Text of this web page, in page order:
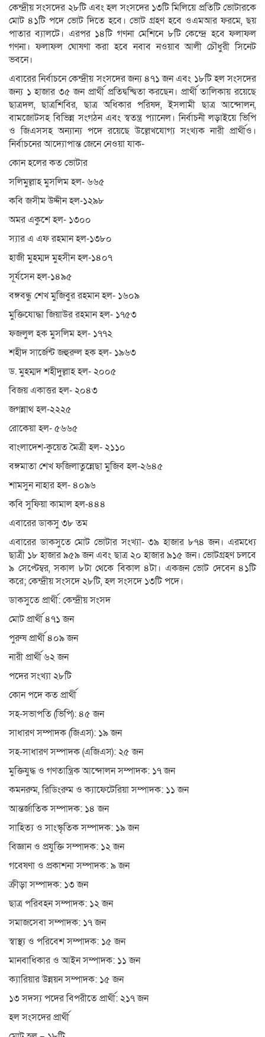
কেন্দ্রীয় সংসদের ২৮টি এবং হল সংসদের ১৩টি মিলিয়ে প্রতিটি ভোটারকে
মোট ৪১টি পদে ভোট দিতে হবে। ভোট গ্রহণ হবে ওএমআর ফরমে, ছয়
পাতার ব্যালটে। এরপর ১৪টি গণনা মেশিনে ৮টি কেন্দ্রে হবে ফলাফল
গণনা। ফলাফল ঘোষণা করা হবে নবাব নওয়াব আলী চৌধুরী সিনেট
ভবনে।
এবারের নির্বাচনে কেন্দ্রীয় সংসদের জন্য ৪৭১ জন এবং ১৮টি হল সংসদের
জন্য ১ হাজার ৩৫ জন প্রার্থী প্রতিদ্বন্দ্বিতা করছেন। প্রার্থী তালিকায় রয়েছে
ছাত্রদল, ছাত্রশিবির, ছাত্র অধিকার পরিষদ, ইসলামী ছাত্র আন্দোলন,
বামজোটসহ বিভিন্ন সংগঠন এবং স্বতন্ত্র প্যানেল। নির্বাচনী লড়াইয়ে ভিপি
ও জিএসসহ অন্যান্য পদে রয়েছে উল্লেখযোগ্য সংখ্যক নারী প্রার্থীও।
নির্বাচনের আদ্যোপান্ত জেনে নেওয়া যাক-
কোন হলের কত ভোটার
সলিমুল্লাহ মুসলিম হল- ৬৬৫
কবি জসীম উদ্দীন হল-১২৯৮
অমর একুশে হল- ১৩০০
স্যার এ এফ রহমান হল-১৩৮০
হাজী মুহম্মদ মুহসীন হল-১৪০৭
সূর্যসেন হল-১৪৯৫
বঙ্গবন্ধু শেখ মুজিবুর রহমান হল- ১৬০৯
মুক্তিযোদ্ধা জিয়াউর রহমান হল- ১৭৫৩
ফজলুল হক মুসলিম হল- ১৭৭২
শহীদ সার্জেন্ট জহুরুল হক হল- ১৯৬৩
ড. মুহম্মদ শহীদুল্লাহ হল- ২০০৫
বিজয় একাত্তর হল- ২০৪৩
জগন্নাথ হল-২২২৫
রোকেয়া হল- ৫৬৬৫
বাংলাদেশ-কুয়েত মৈত্রী হল- ২১১০
বঙ্গমাতা শেখ ফজিলাতুন্নেছা মুজিব হল-২৬৪৫
শামসুন নাহার হল- ৪০৯৬
কবি সুফিয়া কামাল হল-৪৪৪
এবারের ডাকসু ৩৮ তম
এবারের ডাকসুতে মোট ভোটার সংখ্যা- ৩৯ হাজার ৮৭৪ জন। এরমধ্যে
ছাত্রী ১৮ হাজার ৯৫৯ জন এবং ছাত্র ২০ হাজার ৯১৫ জন। ভোটগ্রহণ চলবে
৯ সেপ্টেম্বর, সকাল ৮টা থেকে বিকাল ৪টা। একজন ভোট দেবেন ৪১টি
করে; কেন্দ্রীয় সংসদে ২৮টি, হল সংসদে ১৩টি পদে।
ডাকসুতে প্রার্থী: কেন্দ্রীয় সংসদ
মোট প্রার্থী ৪৭১ জন
পুরুষ প্রার্থী ৪০৯ জন
নারী প্রার্থী ৬২ জন
পদের সংখ্যা ২৮টি
কোন পদে কত প্রার্থী
সহ-সভাপতি (ভিপি): ৪৫ জন
সাধারণ সম্পাদক (জিএস): ১৯ জন
সহ-সাধারণ সম্পাদক (এজিএস): ২৫ জন
মুক্তিযুদ্ধ ও গণতান্ত্রিক আন্দোলন সম্পাদক: ১৭ জন
কমনরুম, রিডিংরুম ও ক্যাফেটেরিয়া সম্পাদক: ১১ জন
আন্তর্জাতিক সম্পাদক: ১৪ জন
সাহিত্য ও সাংস্কৃতিক সম্পাদক: ১৯ জন
বিজ্ঞান ও প্রযুক্তি সম্পাদক: ১২ জন
গবেষণা ও প্রকাশনা সম্পাদক: ৯ জন
ক্রীড়া সম্পাদক: ১৩ জন
ছাত্র পরিবহন সম্পাদক: ১২ জন
সমাজসেবা সম্পাদক: ১৭ জন
স্বাস্থ্য ও পরিবেশ সম্পাদক: ১৫ জন
মানবাধিকার ও আইন সম্পাদক: ১১ জন
ক্যারিয়ার উন্নয়ন সম্পাদক: ১৫ জন
১৩ সদস্য পদের বিপরীতে প্রার্থী: ২১৭ জন
হল সংসদের প্রার্থী